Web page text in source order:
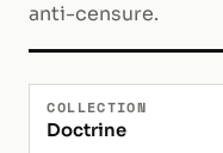
anti-censure.
COLLECTION
Doctrine